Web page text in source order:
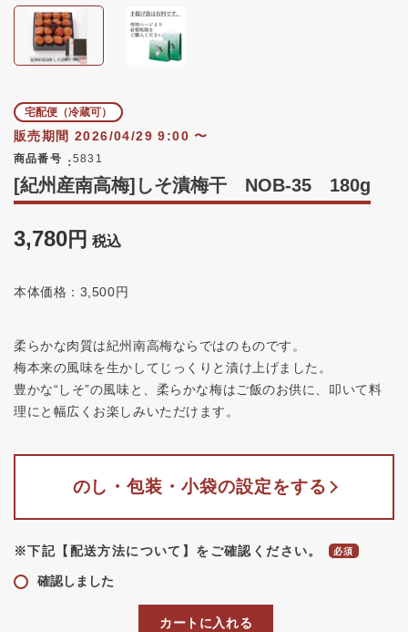
宅配便（冷蔵可）
販売期間 2026/04/29 9:00〜
商品番号 5831
[紀州産南高梅]しそ漬梅干 NOB‐35 180g
3,780 税込
本体価格：3,500円
柔らかな肉質は紀州南高梅ならではのものです。
梅本来の風味を生かしてじっくりと漬け上げました。
豊かな“しそ”の風味と、柔らかな梅はご飯のお供に、叩いて料
理にと幅広くお楽しみいただけます。
のし・包装・小袋の設定をする
※下記【配送方法について】をご確認ください。
確認しました
カートに入れる